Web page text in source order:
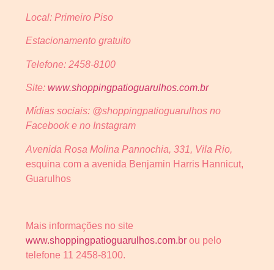
Local: Primeiro Piso
Estacionamento gratuito
Telefone: 2458-8100
Site: www.shoppingpatioguarulhos.com.br
Mídias sociais: @shoppingpatioguarulhos no
Facebook e no Instagram
Avenida Rosa Molina Pannochia, 331, Vila Rio,
esquina com a avenida Benjamin Harris Hannicut,
Guarulhos
Mais informações no site
www.shoppingpatioguarulhos.com.br ou pelo
telefone 11 2458-8100.